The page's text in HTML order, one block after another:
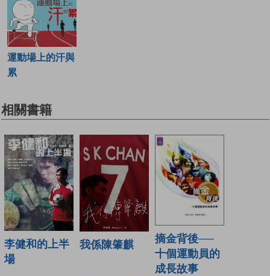
運動場上的汗與
累
相關書籍
李健和的上半
場
我係陳肇麒
摘金背後──
十個運動員的
成長故事